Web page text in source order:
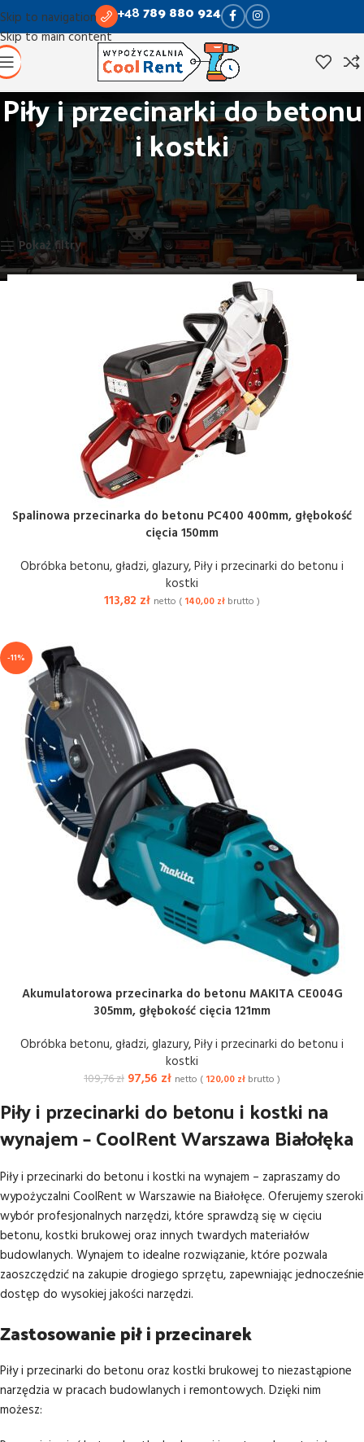
Skip to navigation
Skip to main content
+48789 880 924
Piły i przecinarki do betonu
i kostki
Strona główna Obróbka betonu, gładzi, glazury
Piły i przecinarki do betonu i kostki
Wyświetlanie wszystkich wyników: 2
Pokaż filtry
Spalinowa przecinarka do betonu PC400 400mm, głębokość
cięcia 150mm
Obróbka betonu, gładzi, glazury,Piły i przecinarki do betonu i
kostki
113,82 zł netto ( 140,00 zł brutto )
-11%
Akumulatorowa przecinarka do betonu MAKITA CE004G
305mm, głębokość cięcia 121mm
Obróbka betonu, gładzi, glazury,Piły i przecinarki do betonu i
kostki
109,76zł 97,56 zł netto ( 120,00 zł brutto )
Piły i przecinarki do betonu i kostki na
wynajem – CoolRent Warszawa Białołęka
Piły i przecinarki do betonu i kostki na wynajem – zapraszamy do
wypożyczalni CoolRent w Warszawie na Białołęce. Oferujemy szeroki
wybór profesjonalnych narzędzi, które sprawdzą się w cięciu
betonu, kostki brukowej oraz innych twardych materiałów
budowlanych. Wynajem to idealne rozwiązanie, które pozwala
zaoszczędzić na zakupie drogiego sprzętu, zapewniając jednocześnie
dostęp do wysokiej jakości narzędzi.
Zastosowanie pił i przecinarek
Piły i przecinarki do betonu oraz kostki brukowej to niezastąpione
narzędzia w pracach budowlanych i remontowych. Dzięki nim
możesz: